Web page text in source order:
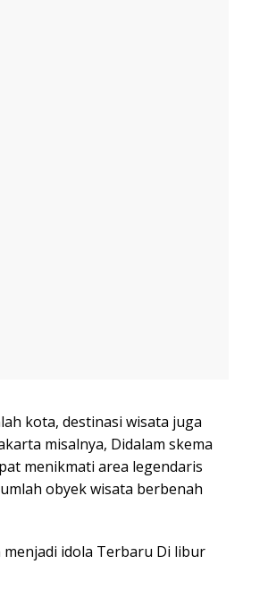
kota, destinasi wisata juga
misalnya, Didalam skema
menikmati area legendaris
obyek wisata berbenah
menjadi idola Terbaru Di libur